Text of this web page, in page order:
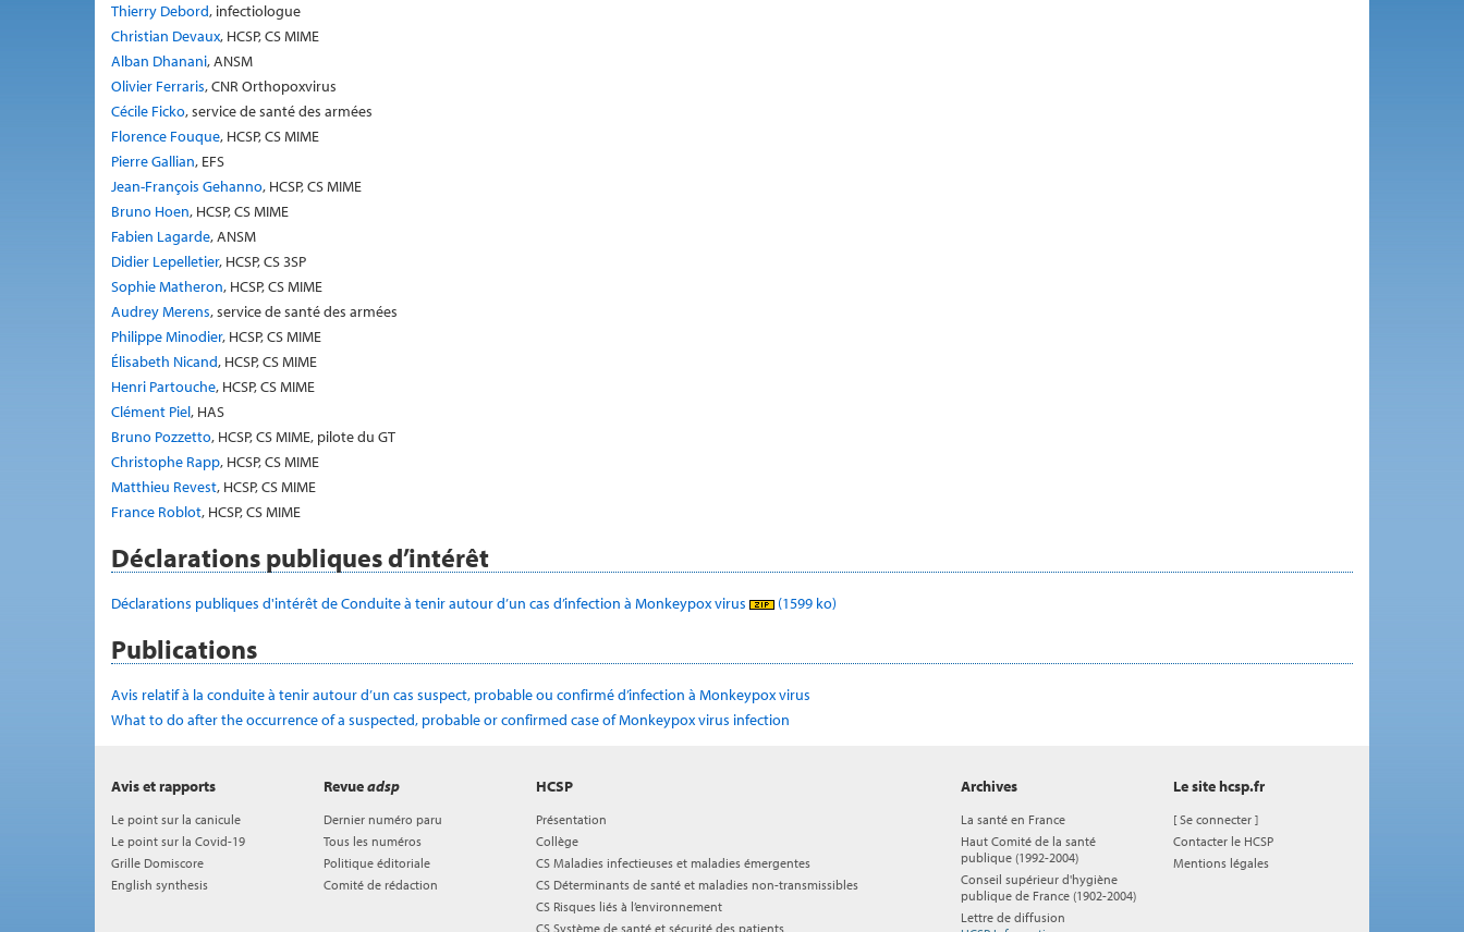
Thierry Debord, infectiologue
Christian Devaux, HCSP, CS MIME
Alban Dhanani, ANSM
Olivier Ferraris, CNR Orthopoxvirus
Cécile Ficko, service de santé des armées
Florence Fouque, HCSP, CS MIME
Pierre Gallian, EFS
Jean-François Gehanno, HCSP, CS MIME
Bruno Hoen, HCSP, CS MIME
Fabien Lagarde, ANSM
Didier Lepelletier, HCSP, CS 3SP
Sophie Matheron, HCSP, CS MIME
Audrey Merens, service de santé des armées
Philippe Minodier, HCSP, CS MIME
Élisabeth Nicand, HCSP, CS MIME
Henri Partouche, HCSP, CS MIME
Clément Piel, HAS
Bruno Pozzetto, HCSP, CS MIME, pilote du GT
Christophe Rapp, HCSP, CS MIME
Matthieu Revest, HCSP, CS MIME
France Roblot, HCSP, CS MIME
Déclarations publiques d’intérêt
Déclarations publiques d'intérêt de Conduite à tenir autour d’un cas d’infection à Monkeypox virus (1599 ko)
Publications
Avis relatif à la conduite à tenir autour d’un cas suspect, probable ou confirmé d’infection à Monkeypox virus
What to do after the occurrence of a suspected, probable or confirmed case of Monkeypox virus infection
HCSP
Présentation
Collège
CS Maladies infectieuses et maladies émergentes
CS Déterminants de santé et maladies non-transmissibles
CS Risques liés à l’environnement
CS Système de santé et sécurité des patients
Avis et rapports
Le point sur la canicule
Le point sur la Covid-19
Grille Domiscore
English synthesis
Revueadsp
Dernier numéro paru
Tous les numéros
Politique éditoriale
Comité de rédaction
Archives
La santé en France
Haut Comité de la santé
publique (1992-2004)
Conseil supérieur d'hygiène
publique de France (1902-2004)
Lettre de diffusion
Le site hcsp.fr
[Se connecter ]
Contacter le HCSP
Mentions légales